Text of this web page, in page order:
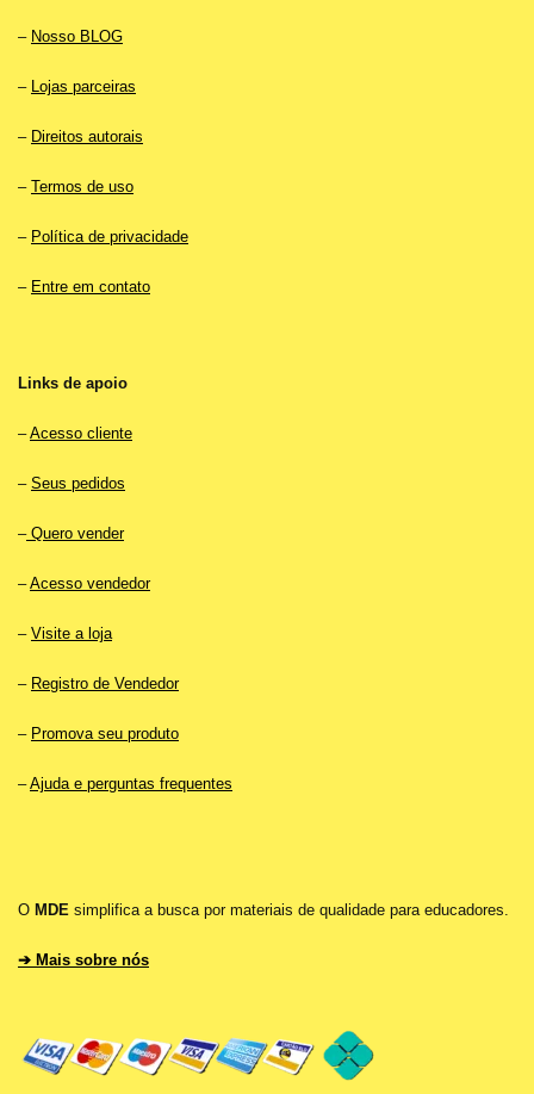
– Nosso BLOG
– Lojas parceiras
– Direitos autorais
– Termos de uso
– Política de privacidade
– Entre em contato
Links de apoio
–Acesso cliente
– Seus pedidos
–Quero vender
–Acesso vendedor
– Visite a loja
– Registro de Vendedor
– Promova seu produto
–Ajuda e perguntas frequentes
O MDE simplifica a busca por materiais de qualidade para educadores.
➔ Mais sobre nós